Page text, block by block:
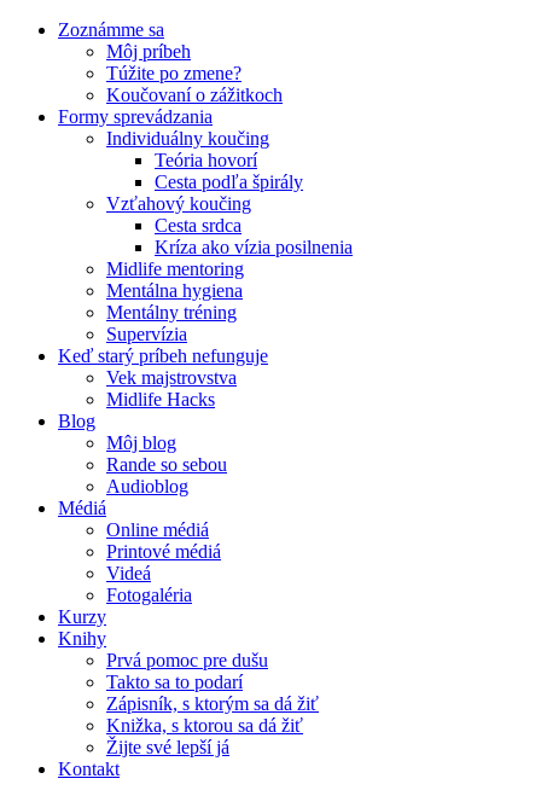
Zoznámme sa
Môj príbeh
Túžite po zmene?
Koučovaní o zážitkoch
Formy sprevádzania
Individuálny koučing
Teória hovorí
Cesta podľa špirály
Vzťahový koučing
Cesta srdca
Kríza ako vízia posilnenia
Midlife mentoring
Mentálna hygiena
Mentálny tréning
Supervízia
Keď starý príbeh nefunguje
Vek majstrovstva
Midlife Hacks
Blog
Môj blog
Rande so sebou
Audioblog
Médiá
Online médiá
Printové médiá
Videá
Fotogaléria
Kurzy
Knihy
Prvá pomoc pre dušu
Takto sa to podarí
Zápisník, s ktorým sa dá žiť
Knižka, s ktorou sa dá žiť
Žijte své lepší já
Kontakt